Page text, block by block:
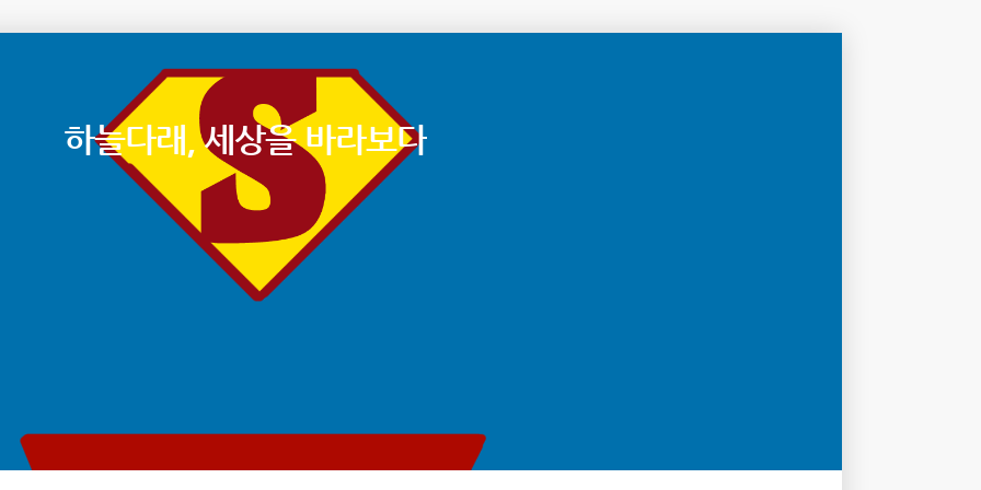
하늘다래, 세상을 바라보다